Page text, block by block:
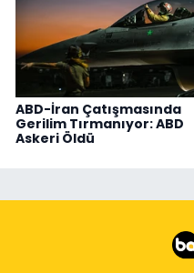
ABD-İran Çatışmasında
Gerilim Tırmanıyor: ABD
Askeri Öldü